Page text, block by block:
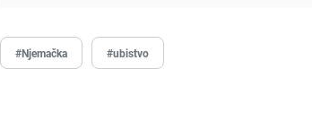
#Njemačka #ubistvo